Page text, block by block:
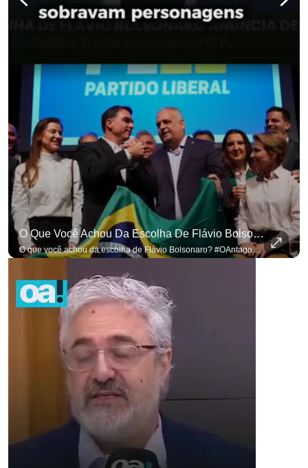
O Que Você Achou Da Escolha De Flávio Bolsonaro? #OAntagonista
O que você achou da escolha de Flávio Bolsonaro? #OAntagonista Se você busca informação com credibilidade, inscreva-se agora e ative o